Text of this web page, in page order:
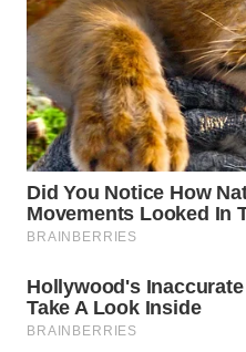
WAHANA
INFRASTRUKTUR
WAHANA
KONSUMEN
WAHANA
LISTRIK
WAHANA
TRAVEL